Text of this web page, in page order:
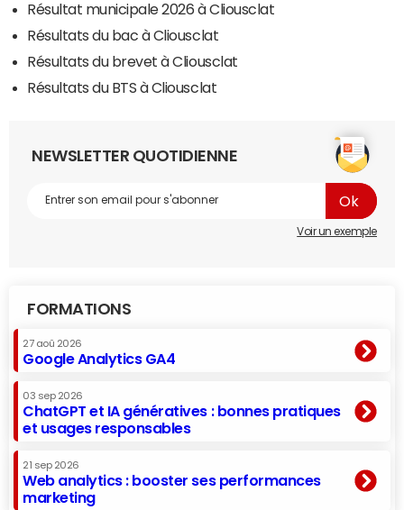
Résultat municipale 2026 à Cliousclat
Résultats du bac à Cliousclat
Résultats du brevet à Cliousclat
Résultats du BTS à Cliousclat
NEWSLETTER QUOTIDIENNE
Voir un exemple
FORMATIONS
27 aoû 2026
Google Analytics GA4
03 sep 2026
ChatGPT et IA génératives : bonnes pratiques
et usages responsables
21 sep 2026
Web analytics : booster ses performances
marketing